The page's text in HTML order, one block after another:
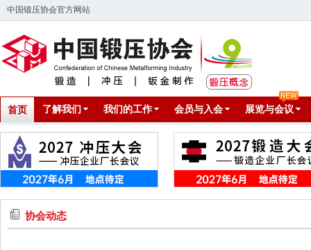
中国锻压协会官方网站
首页 了解我们 我们的工作 会员与入会 展览与会议
协会动态